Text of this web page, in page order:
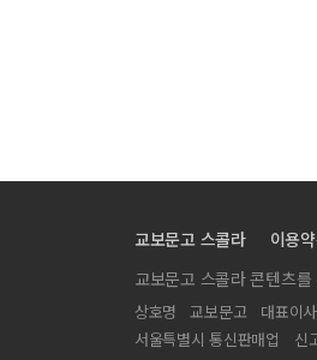
교보문고 스콜라 이용
교보문고 스콜라 콘텐츠
상호명 교보문고 대표이사
서울특별시 통신판매업
신